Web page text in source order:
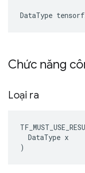
DataType
Chức năng
Loại ra
  DataType x
)